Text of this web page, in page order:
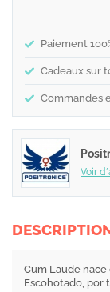
Paiement
Cadeaux sur
Commandes
Voir
Cum Laude
Escohotado, por